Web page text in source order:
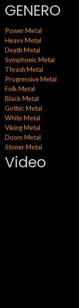
GENERO
Power Metal
Heavy Metal
Death Metal
Symphonic Metal
Thrash Metal
Progressive Metal
Folk Metal
Black Metal
Gothic Metal
White Metal
Viking Metal
Doom Metal
Stoner Metal
Video